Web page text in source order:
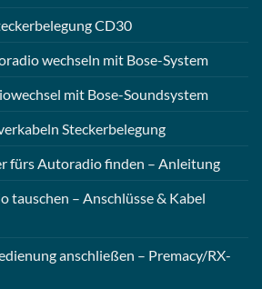
CD30
wechseln mit Bose-System
mit Bose-Soundsystem
Steckerbelegung
fürs Autoradio finden – Anleitung
tauschen – Anschlüsse & Kabel
anschließen – Premacy/RX-